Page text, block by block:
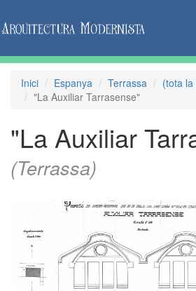
Inici Espanya Terrassa
(tota
"La Auxiliar Tarrasense"
"La Auxiliar
(Terrassa)